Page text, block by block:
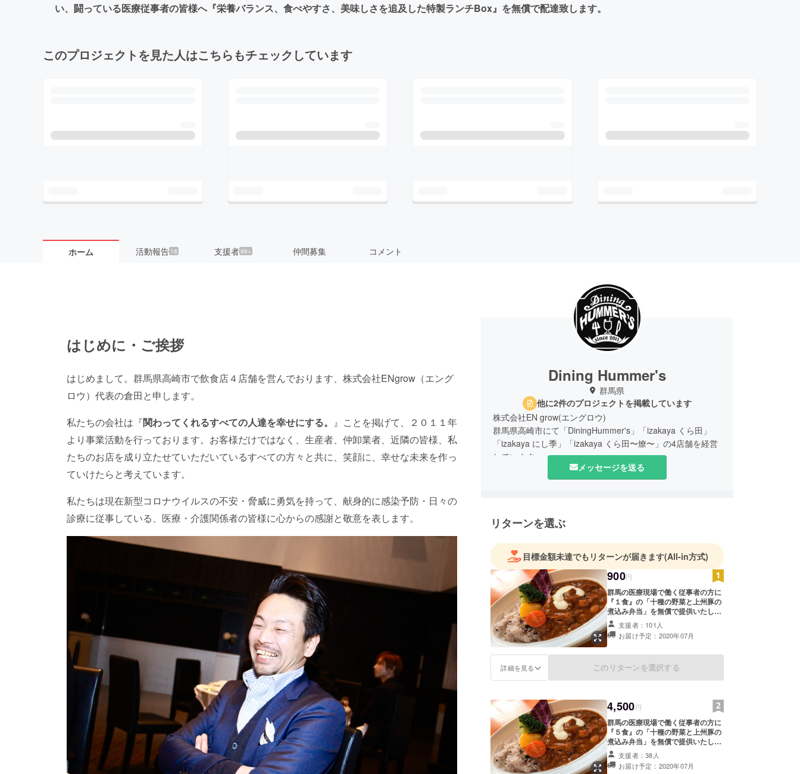
い、闘っている医療従事者の皆様へ『栄養バランス、食べやすさ、美味しさを追及した特製ランチBox』を無償で配達致します。
このプロジェクトを見た人はこちらもチェックしています
ホーム 活動報告 18 支援者99+ 仲間募集 コメント
はじめに・ご挨拶
はじめまして。群馬県高崎市で飲食店４店舗を営んでおります、株式会社ENgrow（エング
ロウ）代表の倉田と申します。
私たちの会社は『関わってくれるすべての人達を幸せにする。 』ことを掲げて、２０１１年
より事業活動を行っております。お客様だけではなく、生産者、仲卸業者、近隣の皆様、私
たちのお店を成り立たせていただいているすべての方々と共に、笑顔に、幸せな未来を作っ
ていけたらと考えています。
私たちは現在新型コロナウイルスの不安・脅威に勇気を持って、献身的に感染予防・日々の
診療に従事している、医療・介護関係者の皆様に心からの感謝と敬意を表します。
Dining Hummer's
群馬県
他に2件のプロジェクトを掲載しています
株式会社EN grow(エングロウ)
群馬県高崎市にて「DiningHummer's」「izakaya くら田」
「izakaya にし季」「izakaya くら田〜燎〜」の4店舗を経営
しています。
メッセージを送る
リターンを選ぶ
目標金額未達でもリターンが届きます(All-in方式)
900円
群馬の医療現場で働く従事者の方に
『１食』の「十種の野菜と上州豚の
煮込み弁当」を無償で提供いたしま
す。またリターンとして心からの感
謝の気持ちを込めてメッセージを送
らせて頂きます。 備考欄に医療従事
活動報告にてシェアさせて頂きま
支援者：101人
お届け予定：2020年07月
詳細を見る このリターンを選択する
4,500円
群馬の医療現場で働く従事者の方に
『５食』の「十種の野菜と上州豚の
煮込み弁当」を無償で提供いたしま
す。またリターンとして心からの感
謝の気持ちを込めて手書きのメッ
セージを送らせて頂きます。 備考欄
支援者：38人
お届け予定：2020年07月